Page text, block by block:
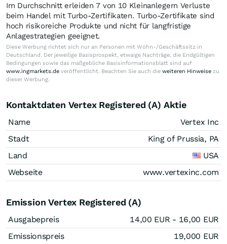
Im Durchschnitt erleiden 7 von 10 Kleinanlegern Verluste
beim Handel mit Turbo-Zertifikaten. Turbo-Zertifikate sind
hoch risikoreiche Produkte und nicht für langfristige
Anlagestrategien geeignet.
Diese Werbung richtet sich nur an Personen mit Wohn-/Geschäftssitz in
Deutschland. Der jeweilige Basisprospekt, etwaige Nachträge, die Endgültigen
Bedingungen sowie das maßgebliche Basisinformationsblatt sind auf
www.ingmarkets.de veröffentlicht. Beachten Sie auch die weiteren Hinweise zu
dieser Werbung.
Kontaktdaten Vertex Registered (A) Aktie
Name
Vertex Inc
Stadt
King of Prussia, PA
Land
USA
Webseite
www.vertexinc.com
Emission Vertex Registered (A)
Ausgabepreis 14,00 EUR - 16,00 EUR
Emissionspreis
19,000 EUR